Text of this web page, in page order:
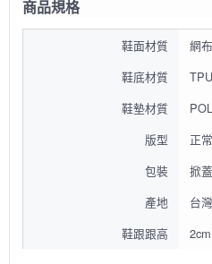
商品規格
鞋面材質
網
鞋底材質
TPU
鞋墊材質
版型
正常
包裝
掀
產地
台灣
鞋跟跟高
2cm